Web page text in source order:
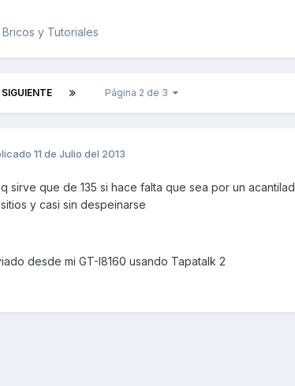
Bricos y Tutoriales
SIGUIENTE Página 2 de 3
11 de Julio del 2013
sirve que de 135 si hace falta que sea por un
y casi sin despeinarse
desde mi GT-I8160 usando Tapatalk 2